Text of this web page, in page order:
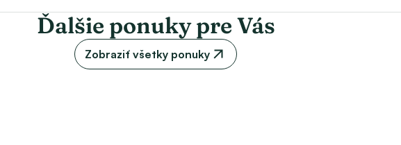
bez ďalších investícií,
Ďalšie ponuky pre Vás
Zobraziť všetky ponuky